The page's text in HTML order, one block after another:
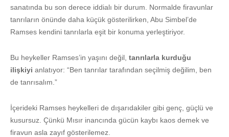
sanatında bu son derece iddialı bir durum. Normalde firavunlar
tanrıların önünde daha küçük gösterilirken, Abu Simbel’de
Ramses kendini tanrılarla eşit bir konuma yerleştiriyor.
Bu heykeller Ramses’in yaşını değil, tanrılarla kurduğu
ilişkiyi anlatıyor: “Ben tanrılar tarafından seçilmiş değilim, ben
de tanrısalım.”
İçerideki Ramses heykelleri de dışarıdakiler gibi genç, güçlü ve
kusursuz. Çünkü Mısır inancında gücün kaybı kaos demek ve
firavun asla zayıf gösterilemez.